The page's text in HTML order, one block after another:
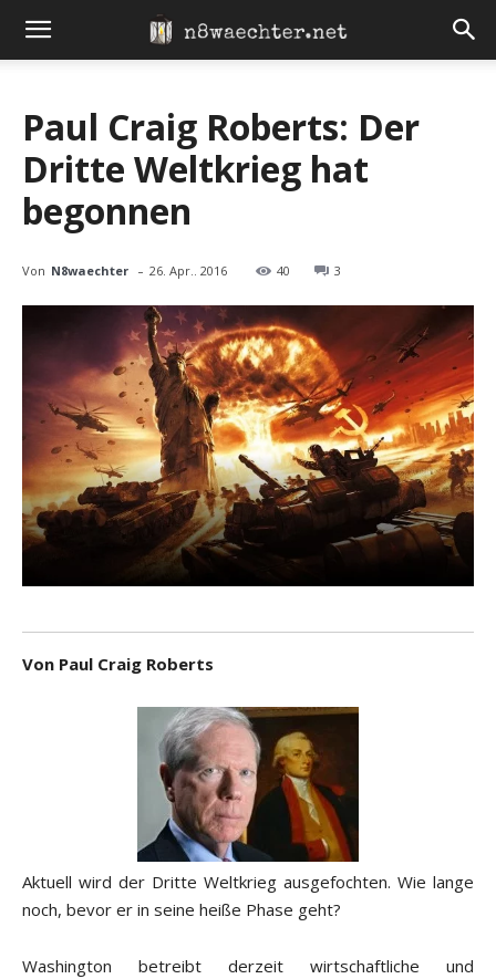
Paul Craig Roberts: Der
Dritte Weltkrieg hat
begonnen
Von N8waechter - 26. Apr.. 2016 40 3
Von Paul Craig Roberts
Aktuell wird der Dritte Weltkrieg ausgefochten. Wie lange
noch, bevor er in seine heiße Phase geht?
Washington betreibt derzeit wirtschaftliche und